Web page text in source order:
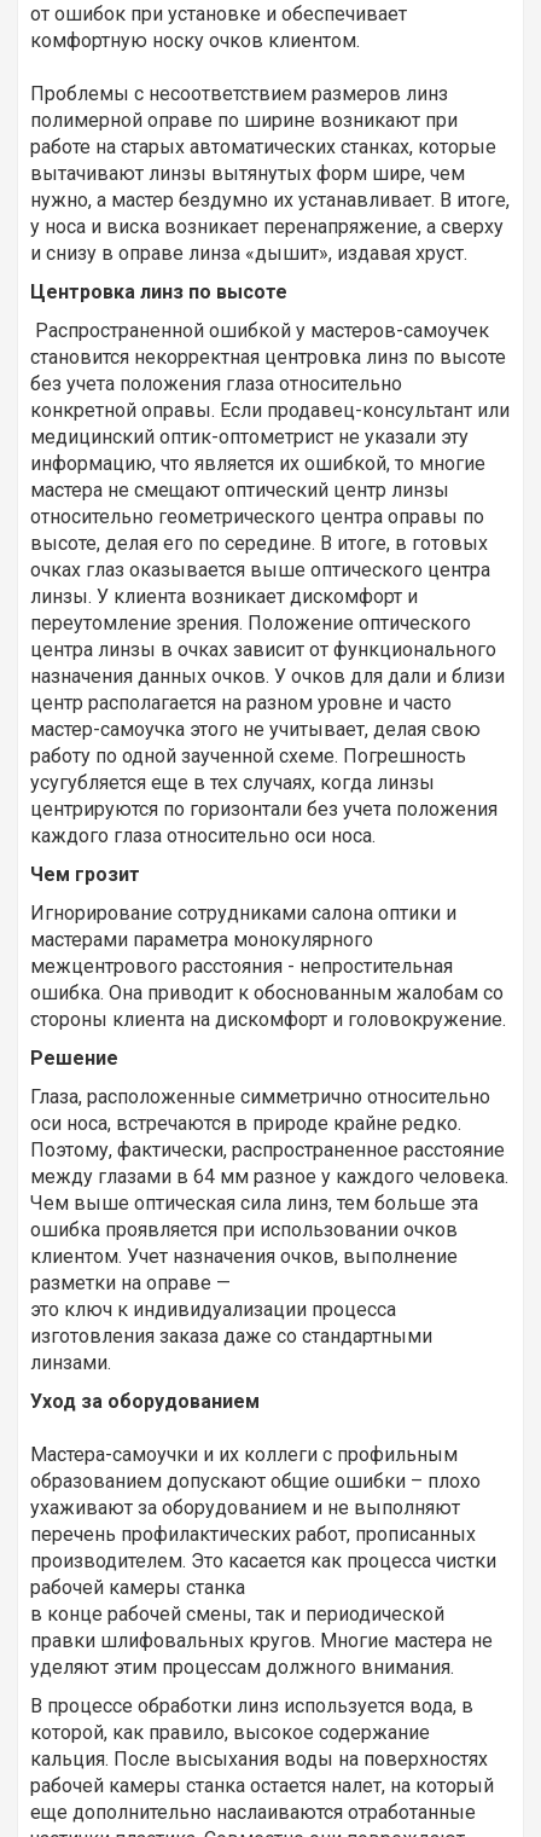
от ошибок при установке и обеспечивает
комфортную носку очков клиентом.
Проблемы с несоответствием размеров линз
полимерной оправе по ширине возникают при
работе на старых автоматических станках, которые
вытачивают линзы вытянутых форм шире, чем
нужно, а мастер бездумно их устанавливает. В итоге,
у носа и виска возникает перенапряжение, а сверху
и снизу в оправе линза «дышит», издавая хруст.
Центровка линз по высоте
Распространенной ошибкой у мастеров-самоучек
становится некорректная центровка линз по высоте
без учета положения глаза относительно
конкретной оправы. Если продавец-консультант или
медицинский оптик-оптометрист не указали эту
информацию, что является их ошибкой, то многие
мастера не смещают оптический центр линзы
относительно геометрического центра оправы по
высоте, делая его по середине. В итоге, в готовых
очках глаз оказывается выше оптического центра
линзы. У клиента возникает дискомфорт и
переутомление зрения. Положение оптического
центра линзы в очках зависит от функционального
назначения данных очков. У очков для дали и близи
центр располагается на разном уровне и часто
мастер-самоучка этого не учитывает, делая свою
работу по одной заученной схеме. Погрешность
усугубляется еще в тех случаях, когда линзы
центрируются по горизонтали без учета положения
каждого глаза относительно оси носа.
Чем грозит
Игнорирование сотрудниками салона оптики и
мастерами параметра монокулярного
межцентрового расстояния - непростительная
ошибка. Она приводит к обоснованным жалобам со
стороны клиента на дискомфорт и головокружение.
Решение
Глаза, расположенные симметрично относительно
оси носа, встречаются в природе крайне редко.
Поэтому, фактически, распространенное расстояние
между глазами в 64 мм разное у каждого человека.
Чем выше оптическая сила линз, тем больше эта
ошибка проявляется при использовании очков
клиентом. Учет назначения очков, выполнение
разметки на оправе —
это ключ к индивидуализации процесса
изготовления заказа даже со стандартными
линзами.
Уход за оборудованием
Мастера-самоучки и их коллеги с профильным
образованием допускают общие ошибки – плохо
ухаживают за оборудованием и не выполняют
перечень профилактических работ, прописанных
производителем. Это касается как процесса чистки
рабочей камеры станка
в конце рабочей смены, так и периодической
правки шлифовальных кругов. Многие мастера не
уделяют этим процессам должного внимания.
В процессе обработки линз используется вода, в
которой, как правило, высокое содержание
кальция. После высыхания воды на поверхностях
рабочей камеры станка остается налет, на который
еще дополнительно наслаиваются отработанные